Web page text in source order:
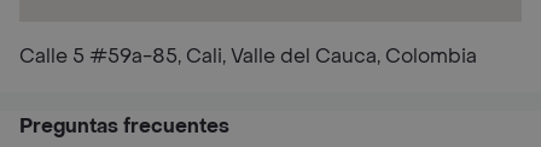
Calle 5 #59a-85, Cali, Valle del Cauca, Colombia
Preguntas frecuentes